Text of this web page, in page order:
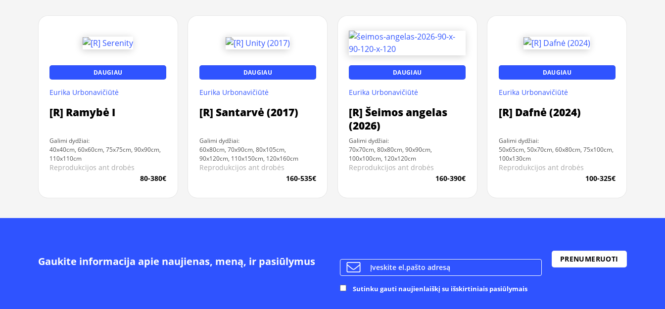
DAUGIAU
Eurika Urbonavičiūtė
[R] Ramybė I
Galimi dydžiai:
40x40cm, 60x60cm, 75x75cm, 90x90cm,
110x110cm
Reprodukcijos ant drobės
80-380€
DAUGIAU
Eurika Urbonavičiūtė
[R] Santarvė (2017)
Galimi dydžiai:
60x80cm, 70x90cm, 80x105cm,
90x120cm, 110x150cm, 120x160cm
Reprodukcijos ant drobės
160-535€
DAUGIAU
Eurika Urbonavičiūtė
[R] Šeimos angelas
(2026)
Galimi dydžiai:
70x70cm, 80x80cm, 90x90cm,
100x100cm, 120x120cm
Reprodukcijos ant drobės
160-390€
DAUGIAU
Eurika Urbonavičiūtė
[R] Dafnė (2024)
Galimi dydžiai:
50x65cm, 50x70cm, 60x80cm, 75x100cm,
100x130cm
Reprodukcijos ant drobės
100-325€
Gaukite informacija apie naujienas, meną, ir pasiūlymus
Sutinku gauti naujienlaiškį su išskirtiniais pasiūlymais